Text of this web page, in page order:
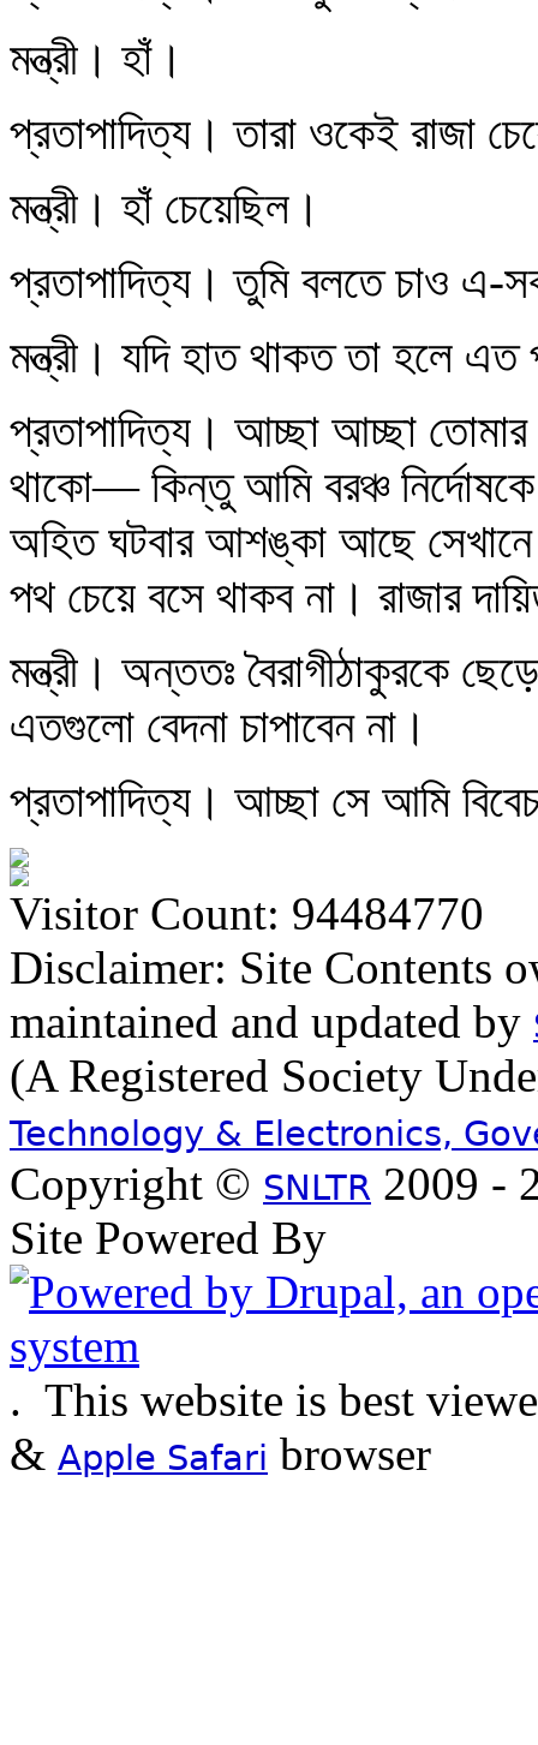
মন্ত্রী। হাঁ।
প্রতাপাদিত্য। তারা ওকেই রাজা
মন্ত্রী। হাঁ চেয়েছিল।
প্রতাপাদিত্য। তুমি বলতে চাও এ-
মন্ত্রী। যদি হাত থাকত তা হলে
প্রতাপাদিত্য। আচ্ছা আচ্ছা তোমার
থাকো— কিন্তু আমি বরঞ্চ
অহিত ঘটবার আশঙ্কা আছে সেখানে
পথ চেয়ে বসে থাকব না। রাজার
মন্ত্রী। অন্ততঃ বৈরাগীঠাকুরকে
এতগুলো বেদনা চাপাবেন না।
প্রতাপাদিত্য। আচ্ছা সে আমি
Visitor Count: 94484770
Disclaimer: Site Contents
maintained and updated by
(A Registered Society
Technology & Electronics,
Copyright © SNLTR 2009 -
Site Powered By
. This website is best
& Apple Safari browser